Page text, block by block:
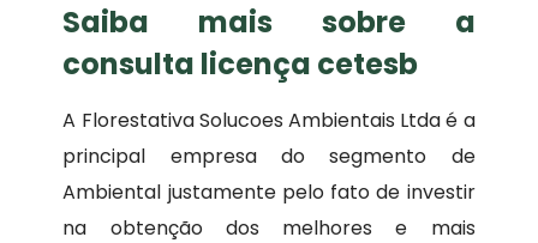
Saiba mais sobre a
consulta licença cetesb
A Florestativa Solucoes Ambientais Ltda é a
principal empresa do segmento de
Ambiental justamente pelo fato de investir
na obtenção dos melhores e mais